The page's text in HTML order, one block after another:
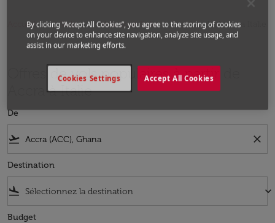
Accueil Vols Vols pour Italie Vols de Accra a Italie
Offres de vols populaires à partir de
Accra à Italie
De
flight_takeoff close
Destination
flight_land keyboard_arrow_down
Budget
By clicking “Accept All Cookies”, you agree to the storing of cookies
on your device to enhance site navigation, analyze site usage, and
assist in our marketing efforts.
Accept All Cookies
Cookies Settings